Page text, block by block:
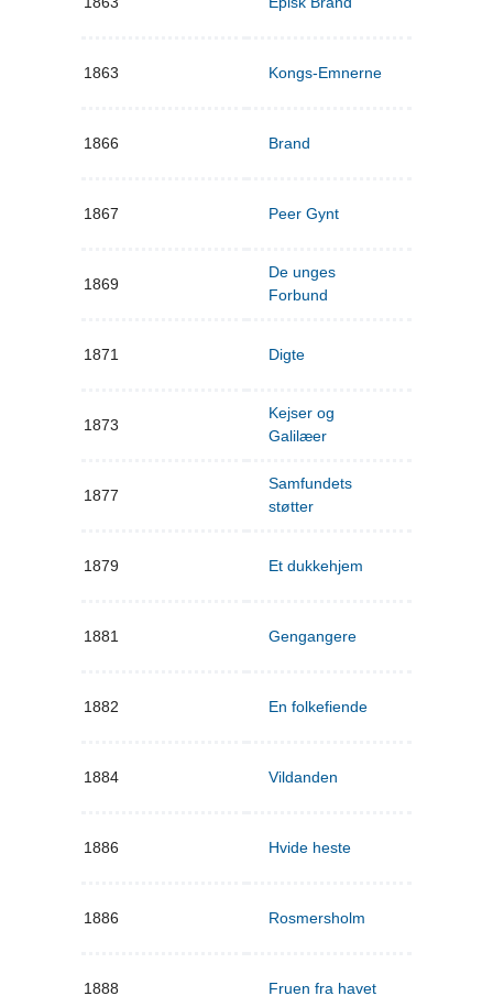
1863 Kongs-Emnerne
1866 Brand
1867 Peer Gynt
1869
De unges
Forbund
1871 Digte
1873
Kejser og
Galilæer
1877
Samfundets
støtter
1879 Et dukkehjem
1881 Gengangere
1882 En folkefiende
1884 Vildanden
1886 Hvide heste
1886 Rosmersholm
1888 Fruen fra havet